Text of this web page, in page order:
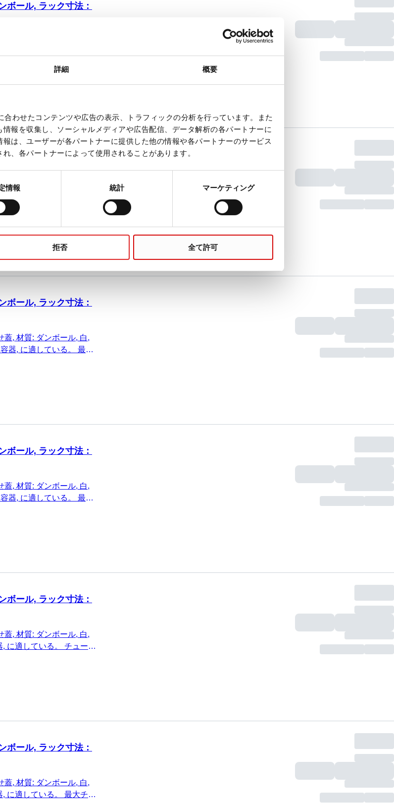
詳細 概要
わせたコンテンツや広告の表示、トラフィックの分析を行っています。また
報を収集し、ソーシャルメディアや広告配信、データ解析の各パートナーに
は、ユーザーが各パートナーに提供した他の情報や各パートナーのサービス
、各パートナーによって使用されることがあります。
情報 統計 マーケティング
拒否 全て許可
ボール, ラック寸法：
, 材質: ダンボール, 白,
129 mm, 1 個/袋
ボール, ラック寸法：
蓋, 材質: ダンボール, 白,
に適している。 最大チュ
mm, 1 個/箱
ボール, ラック寸法：
蓋, 材質: ダンボール, 白,
器, に適している。 最大
～26 mm, 1 個/袋
ボール, ラック寸法：
蓋, 材質: ダンボール, 白,
器, に適している。 最大
～34 mm, 1 個/袋
ボール, ラック寸法：
蓋, 材質: ダンボール, 白,
に適している。 チューブ
ボール, ラック寸法：
蓋, 材質: ダンボール, 白,
に適している。 最大チュ
mm, 1 個/袋